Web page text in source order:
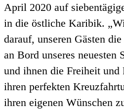
April 2020 auf
in die östliche Karibik.
darauf, unseren Gästen
an Bord unseres neuesten
und ihnen die Freiheit
ihren perfekten
ihren eigenen Wünschen